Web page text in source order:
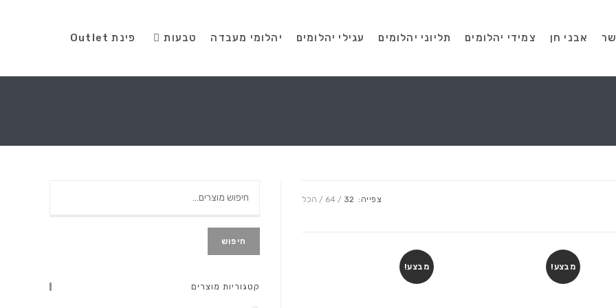
פינת Outlet טבעות יהלומי מעבדה עגילי יהלומים תליוני יהלומים צמידי יהלומים אבני חן
צפייה: 32
64 הכל
מבצע! מבצע!
חיפוש
קטגוריות מוצרים